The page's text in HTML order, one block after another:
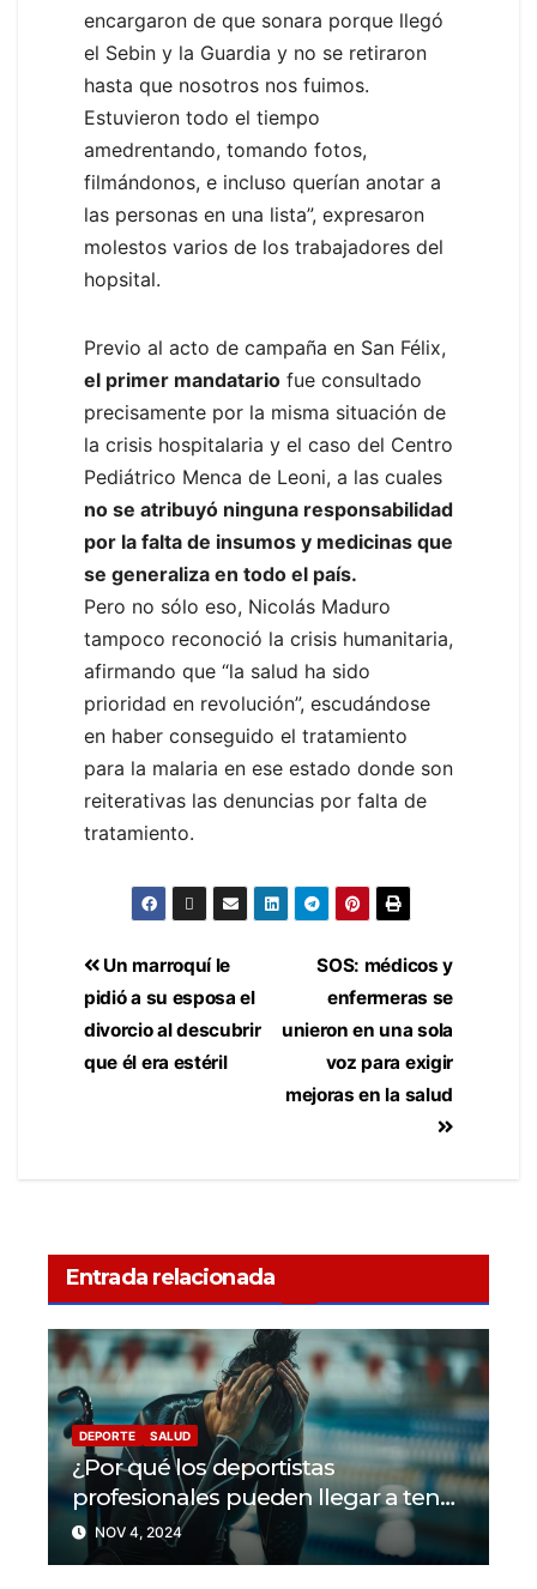
encargaron de que sonara porque llegó
el Sebin y la Guardia y no se retiraron
hasta que nosotros nos fuimos.
Estuvieron todo el tiempo
amedrentando, tomando fotos,
filmándonos, e incluso querían anotar a
las personas en una lista”, expresaron
molestos varios de los trabajadores del
hopsital.
Previo al acto de campaña en San Félix,
el primer mandatario fue consultado
precisamente por la misma situación de
la crisis hospitalaria y el caso del Centro
Pediátrico Menca de Leoni, a las cuales
no se atribuyó ninguna responsabilidad
por la falta de insumos y medicinas que
se generaliza en todo el país.
Pero no sólo eso, Nicolás Maduro
tampoco reconoció la crisis humanitaria,
afirmando que “la salud ha sido
prioridad en revolución”, escudándose
en haber conseguido el tratamiento
para la malaria en ese estado donde son
reiterativas las denuncias por falta de
tratamiento.
SOS: médicos y
enfermeras se
unieron en una sola
voz para exigir
mejoras en la salud
Un marroquí le
pidió a su esposa el
divorcio al descubrir
que él era estéril
Entrada relacionada
DEPORTE SALUD
¿Por qué los deportistas
profesionales pueden llegar a tener
problemas con su salud mental?
NOV 4, 2024